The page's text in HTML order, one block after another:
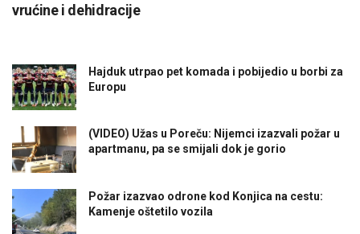
vrućine i dehidracije
Hajduk utrpao pet komada i pobijedio u borbi za
Europu
(VIDEO) Užas u Poreču: Nijemci izazvali požar u
apartmanu, pa se smijali dok je gorio
Požar izazvao odrone kod Konjica na cestu:
Kamenje oštetilo vozila